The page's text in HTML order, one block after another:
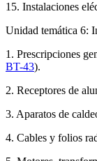
15. Instalaciones
Unidad temática 6:
1. Prescripciones
BT-43).
2. Receptores de
3. Aparatos de
4. Cables y folios